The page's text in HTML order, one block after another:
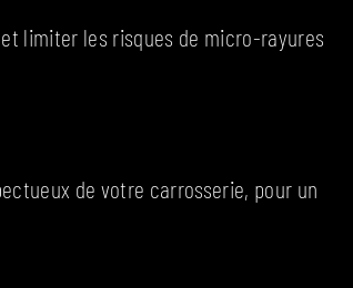
limiter les risques de micro-rayures
de votre carrosserie, pour un